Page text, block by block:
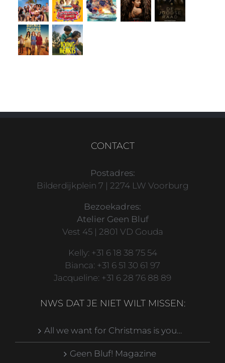
CONTACT
Postadres:
Bilderdijkplein 7 | 2274 LW Voorburg
Bezoekadres:
Atelier Geen Bluf
Vest 45 | 2801 VD Gouda
Kelly: +31 6 18 38 75 54
Bianca: +31 6 51 30 61 97
Jacqueline: +31 6 28 76 88 89
NWS DAT JE NIET WILT MISSEN:
All we want for Christmas is you…
Geen Bluf! Magazine